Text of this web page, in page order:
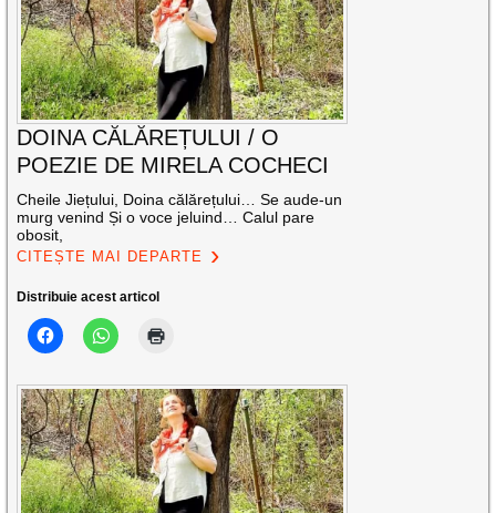
DOINA CĂLĂREȚULUI / O
POEZIE DE MIRELA COCHECI
Cheile Jiețului, Doina călărețului… Se aude-un
murg venind Și o voce jeluind… Calul pare
obosit,
CITEȘTE MAI DEPARTE
Distribuie acest articol